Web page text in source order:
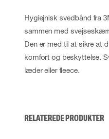
Hygiejnisk svedbånd fra
sammen med
Den er med til at sikre at
komfort og beskyttelse.
læder eller fleece.
RELATEREDE PRODUKTER